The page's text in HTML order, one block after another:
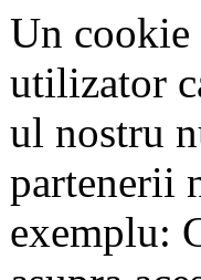
Un cookie
utilizator
ul nostru
partenerii
exemplu: